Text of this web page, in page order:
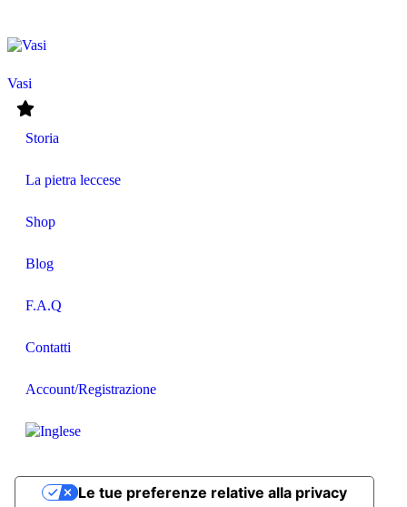
Vasi
Storia
La pietra leccese
Shop
Blog
F.A.Q
Contatti
Account/Registrazione
Le tue preferenze relative alla privacy